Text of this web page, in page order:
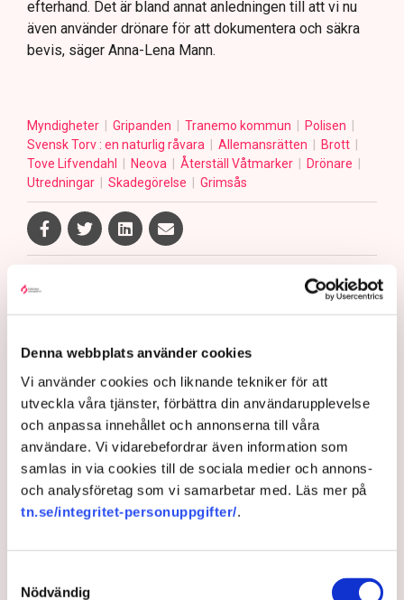
Denna webbplats använder cookies
Vi använder cookies och liknande tekniker för att
utveckla våra tjänster, förbättra din användarupplevelse
och anpassa innehållet och annonserna till våra
användare. Vi vidarebefordrar även information som
samlas in via cookies till de sociala medier och annons-
och analysföretag som vi samarbetar med. Läs mer på
tn.se/integritet-personuppgifter/.
Nödvändig
efterhand. Det är bland annat anledningen till att vi nu
även använder drönare för att dokumentera och säkra
bevis, säger Anna-Lena Mann.
Myndigheter Gripanden Tranemo kommun
Polisen
Svensk Torv : en naturlig råvara
Allemansrätten
Brott
Tove Lifvendahl
Neova Återställ Våtmarker
Drönare
Utredningar
Skadegörelse Grimsås
Publicerad:
6 aug 2026, 12:35
LÄS ÄVEN
Ledare: Polisen måste kunna
stoppa sabotagen
5 AUGUSTI 2026 |
Aktivisterna klättrar upp på
avvisa dem: ”Upptrappning på